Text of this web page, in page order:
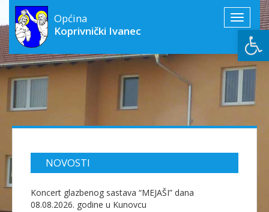
Toggle
Općina
Koprivnički Ivanec
NOVOSTI
Koncert glazbenog sastava “MEJAŠI” dana
08.08.2026. godine u Kunovcu